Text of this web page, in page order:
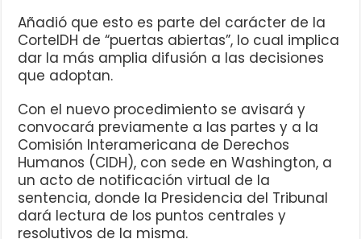
Añadió que esto es parte del carácter de la
CorteIDH de “puertas abiertas”, lo cual implica
dar la más amplia difusión a las decisiones
que adoptan.
Con el nuevo procedimiento se avisará y
convocará previamente a las partes y a la
Comisión Interamericana de Derechos
Humanos (CIDH), con sede en Washington, a
un acto de notificación virtual de la
sentencia, donde la Presidencia del Tribunal
dará lectura de los puntos centrales y
resolutivos de la misma.